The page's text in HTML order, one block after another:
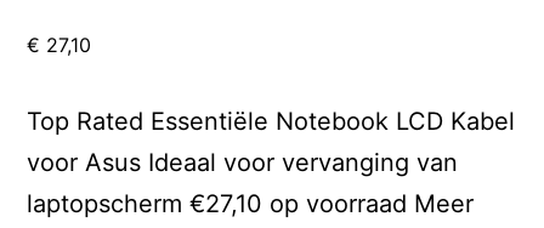
€ 27,10
Top Rated Essentiële Notebook LCD Kabel
voor Asus Ideaal voor vervanging van
laptopscherm €27,10 op voorraad Meer